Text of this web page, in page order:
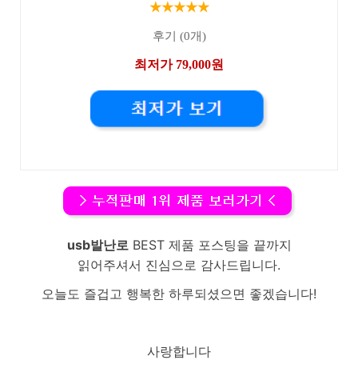
★★★★★
후기 (0개)
최저가 79,000원
usb발난로 BEST 제품 포스팅을 끝까지
읽어주셔서 진심으로 감사드립니다.
오늘도 즐겁고 행복한 하루되셨으면 좋겠습니다!
사랑합니다